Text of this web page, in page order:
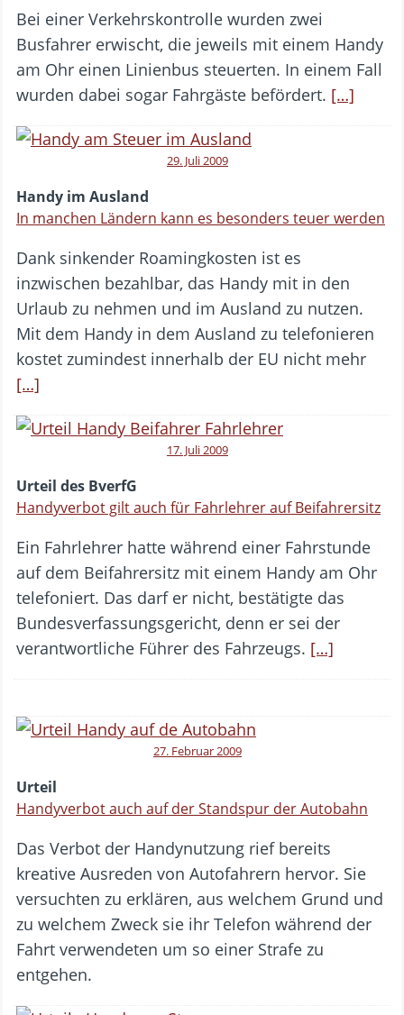
Bei einer Verkehrskontrolle wurden zwei
Busfahrer erwischt, die jeweils mit einem Handy
am Ohr einen Linienbus steuerten. In einem Fall
wurden dabei sogar Fahrgäste befördert. […]
29. Juli 2009
Handy im Ausland
In manchen Ländern kann es besonders teuer werden
Dank sinkender Roamingkosten ist es
inzwischen bezahlbar, das Handy mit in den
Urlaub zu nehmen und im Ausland zu nutzen.
Mit dem Handy in dem Ausland zu telefonieren
kostet zumindest innerhalb der EU nicht mehr
[…]
17. Juli 2009
Urteil des BverfG
Handyverbot gilt auch für Fahrlehrer auf Beifahrersitz
Ein Fahrlehrer hatte während einer Fahrstunde
auf dem Beifahrersitz mit einem Handy am Ohr
telefoniert. Das darf er nicht, bestätigte das
Bundesverfassungsgericht, denn er sei der
verantwortliche Führer des Fahrzeugs. […]
27. Februar 2009
Urteil
Handyverbot auch auf der Standspur der Autobahn
Das Verbot der Handynutzung rief bereits
kreative Ausreden von Autofahrern hervor. Sie
versuchten zu erklären, aus welchem Grund und
zu welchem Zweck sie ihr Telefon während der
Fahrt verwendeten um so einer Strafe zu
entgehen.